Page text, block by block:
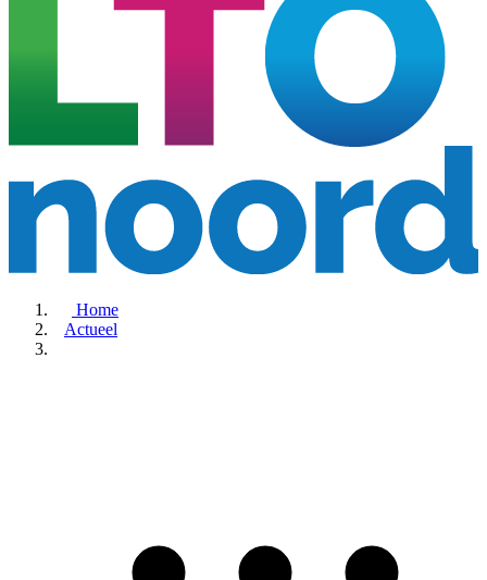
Home
Actueel